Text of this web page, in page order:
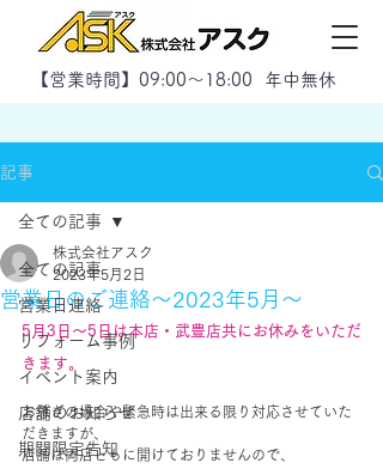
【 営業時間】09:00～18:00 年中無休
記事
全ての記事
営業日連絡
リフォーム事例
イベント案内
店舗のお知らせ
期間限定告知
全ての記事
営業日のご連絡～2023年5月～
株式会社アスク
2023年5月2日
5月3日～5日は本店・武豊店共にお休みをいただ
きます。
お急ぎの場合や緊急時は出来る限り対応させていた
だきますが、
店舗は両店ともに開けておりませんので、